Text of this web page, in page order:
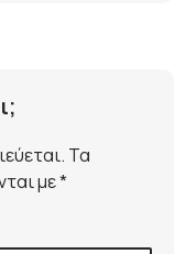
Τα
με *